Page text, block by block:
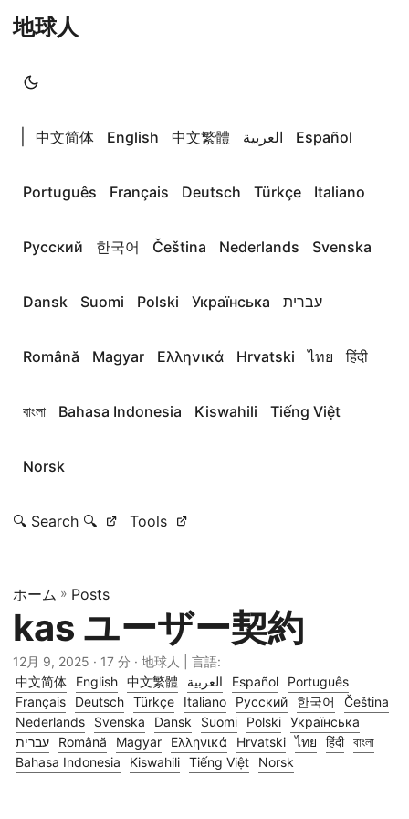
地球人
中文简体 English 中文繁體 العربية Español
Português Français Deutsch Türkçe Italiano
Русский 한국어 Čeština Nederlands Svenska
Dansk Suomi Polski Українська עברית
Română Magyar Ελληνικά Hrvatski ไทย हिंदी
বাংলা Bahasa Indonesia Kiswahili Tiếng Việt
Norsk
🔍 Search 🔍 Tools
ホーム » Posts
kas ユーザー契約
12月 9, 2025 · 17 分 · 地球人 | 言語:
中文简体
English 中文繁體 العربية Español
Português
Français
Deutsch Türkçe Italiano Русский 한국어
Čeština
Nederlands
Svenska Dansk Suomi Polski Українська
עברית
Română Magyar Ελληνικά Hrvatski ไทย हिंदी বাংলা
Bahasa Indonesia
Kiswahili Tiếng Việt Norsk